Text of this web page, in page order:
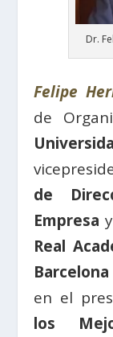
Dr.
Felipe
de
de
Empresa
Real
Barcelona
en el
los